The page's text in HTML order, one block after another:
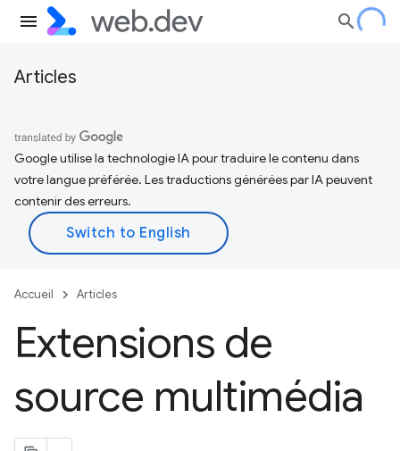
Articles
Google utilise la technologie IA pour traduire le contenu dans
votre langue préférée. Les traductions générées par IA peuvent
contenir des erreurs.
Accueil Articles
Extensions de
source multimédia